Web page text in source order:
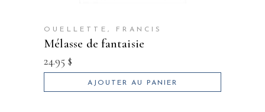
OUELLETTE, FRANCIS
mélasse de fantaisie
24.95 $
AJOUTER AU PANIER